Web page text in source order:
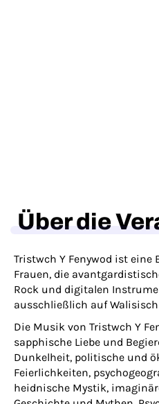
Über die
Tristwch Y Fenywod ist eine
Frauen, die
Rock und digitalen
ausschließlich auf
Die Musik von Tristwch Y
sapphische Liebe und
Dunkelheit, politische und
Feierlichkeiten,
heidnische Mystik,